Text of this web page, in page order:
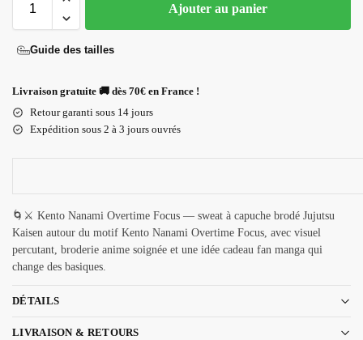
Ajouter au panier
Guide des tailles
Livraison gratuite 🚚 dès 70€ en France !
Retour garanti sous 14 jours
Expédition sous 2 à 3 jours ouvrés
🌀⚔️ Kento Nanami Overtime Focus — sweat à capuche brodé Jujutsu
Kaisen autour du motif Kento Nanami Overtime Focus, avec visuel
percutant, broderie anime soignée et une idée cadeau fan manga qui
change des basiques.
DÉTAILS
LIVRAISON & RETOURS